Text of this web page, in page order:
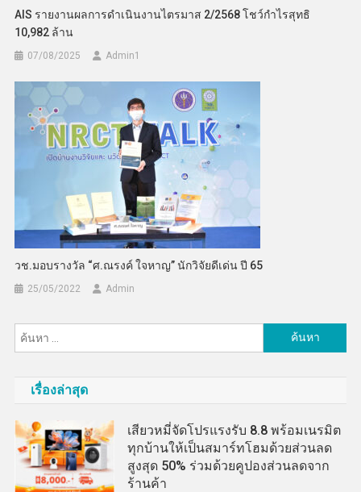
AIS รายงานผลการดำเนินงานไตรมาส 2/2568 โชว์กำไรสุทธิ
10,982 ล้าน
07/08/2025 Admin​1
วช.มอบรางวัล “ศ.ณรงค์ ใจหาญ” นักวิจัยดีเด่น ปี 65
25/05/2022 Admin
สำหรับ:
เรื่องล่าสุด
เสียวหมี่จัดโปรแรงรับ 8.8 พร้อมเนรมิต
ทุกบ้านให้เป็นสมาร์ทโฮมด้วยส่วนลด
สูงสุด 50% ร่วมด้วยคูปองส่วนลดจาก
ร้านค้า